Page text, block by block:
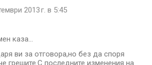
2013 г. в 5:45
каза…
ви за отговора,но без да споря
грешите.С последните изменения на